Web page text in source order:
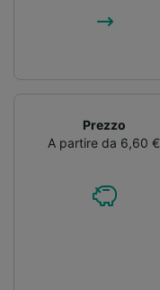
Prezzo
A partire da 6,60 €